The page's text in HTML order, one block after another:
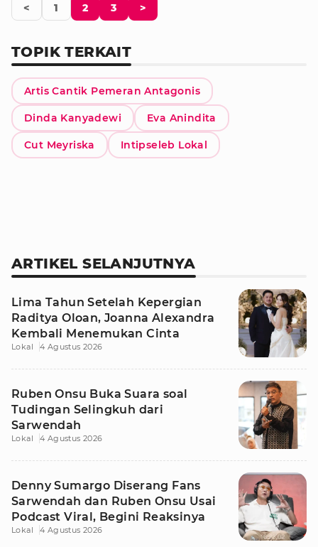
< 1 2 3 >
TOPIK TERKAIT
Artis Cantik Pemeran Antagonis
Dinda Kanyadewi Eva Anindita
Cut Meyriska Intipseleb Lokal
ARTIKEL SELANJUTNYA
Lima Tahun Setelah Kepergian
Raditya Oloan, Joanna Alexandra
Kembali Menemukan Cinta
Lokal 4 Agustus 2026
Ruben Onsu Buka Suara soal
Tudingan Selingkuh dari
Sarwendah
Lokal 4 Agustus 2026
Denny Sumargo Diserang Fans
Sarwendah dan Ruben Onsu Usai
Podcast Viral, Begini Reaksinya
Lokal 4 Agustus 2026